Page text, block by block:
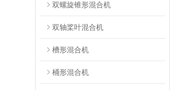
双螺旋锥形混合机
双轴桨叶混合机
槽形混合机
桶形混合机